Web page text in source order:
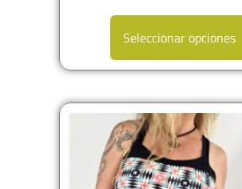
Seleccionar opciones